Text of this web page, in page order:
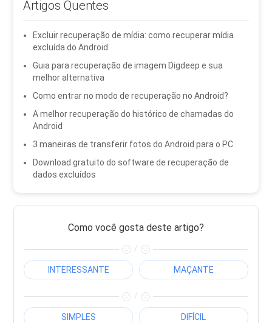
Artigos Quentes
Excluir recuperação de mídia: como recuperar mídia
excluída do Android
Guia para recuperação de imagem Digdeep e sua
melhor alternativa
Como entrar no modo de recuperação no Android?
A melhor recuperação do histórico de chamadas do
Android
3 maneiras de transferir fotos do Android para o PC
Download gratuito do software de recuperação de
dados excluídos
Como você gosta deste artigo?
/
INTERESSANTE MAÇANTE
/
SIMPLES DIFÍCIL